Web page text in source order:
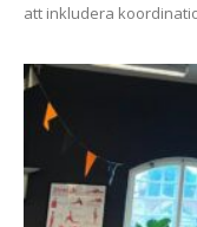
att inkludera